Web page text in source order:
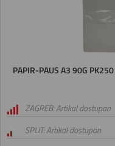
PAPIR-PAUS A3 90G
ZAGREB: Artikal dostupan
SPLIT: Artikal dostupan